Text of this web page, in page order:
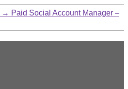
→ Paid Social Account Manager –